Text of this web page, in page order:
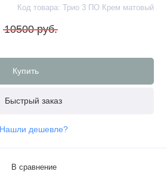
Код товара: Трио 3 ПО Крем матовый
10500 руб.
Купить
Быстрый заказ
Нашли дешевле?
В сравнение